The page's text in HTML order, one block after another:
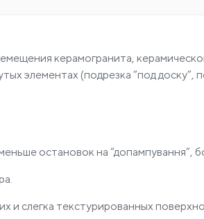
керамогранита,
элементах (подрезка “под
остановок на “допампування”,
и слегка текстурированных